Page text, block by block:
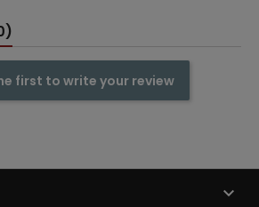
first to write your review
